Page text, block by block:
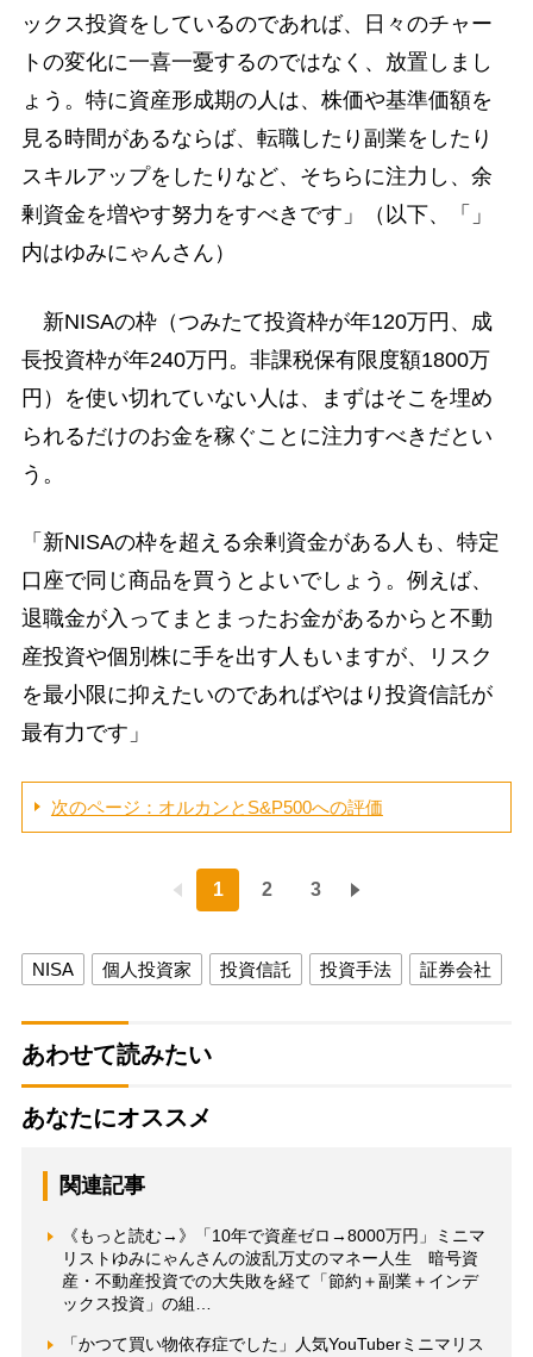
ックス投資をしているのであれば、日々のチャー
トの変化に一喜一憂するのではなく、放置しまし
ょう。特に資産形成期の人は、株価や基準価額を
見る時間があるならば、転職したり副業をしたり
スキルアップをしたりなど、そちらに注力し、余
剰資金を増やす努力をすべきです」（以下、「」
内はゆみにゃんさん）
新NISAの枠（つみたて投資枠が年120万円、成
長投資枠が年240万円。非課税保有限度額1800万
円）を使い切れていない人は、まずはそこを埋め
られるだけのお金を稼ぐことに注力すべきだとい
う。
「新NISAの枠を超える余剰資金がある人も、特定
口座で同じ商品を買うとよいでしょう。例えば、
退職金が入ってまとまったお金があるからと不動
産投資や個別株に手を出す人もいますが、リスク
を最小限に抑えたいのであればやはり投資信託が
最有力です」
次のページ：オルカンとS&P500への評価
1 2 3
NISA 個人投資家 投資信託 投資手法 証券会社
あわせて読みたい
あなたにオススメ
関連記事
《もっと読む→》「10年で資産ゼロ→8000万円」ミニマ
リストゆみにゃんさんの波乱万丈のマネー人生 暗号資
産・不動産投資での大失敗を経て「節約＋副業＋インデ
ックス投資」の組…
「かつて買い物依存症でした」人気YouTuberミニマリス